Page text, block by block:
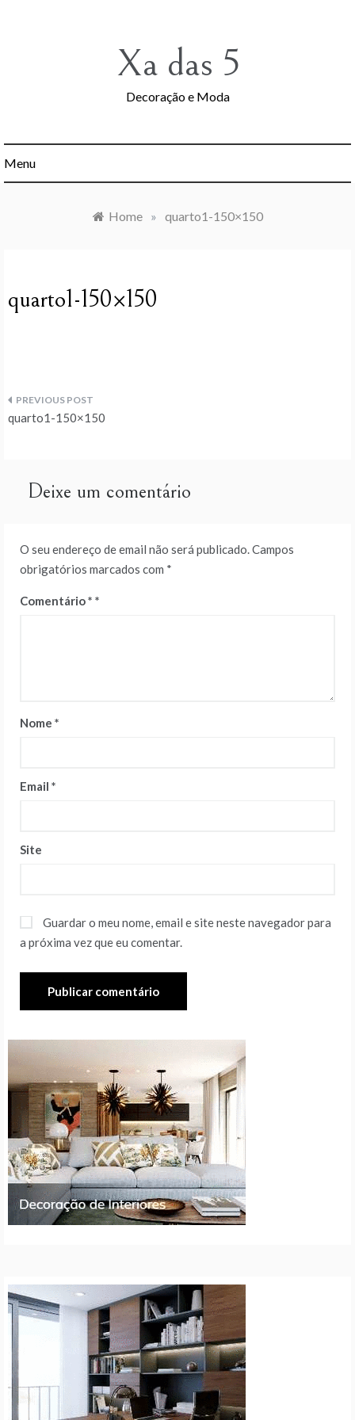
Xa das 5
Decoração e Moda
Menu
Home » quarto1-150×150
quarto1-150×150
Navegação
artigos
quarto1-150×150
Deixe um comentário
O seu endereço de email não será publicado.Campos
obrigatórios marcados com *
Comentário*
Nome *
Email *
Site
Guardar o meu nome, email e site neste navegador para
a próxima vez que eu comentar.